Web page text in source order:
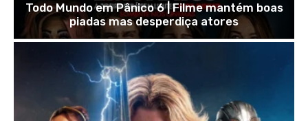
Todo Mundo em Pânico 6 | Filme mantém boas
piadas mas desperdiça atores